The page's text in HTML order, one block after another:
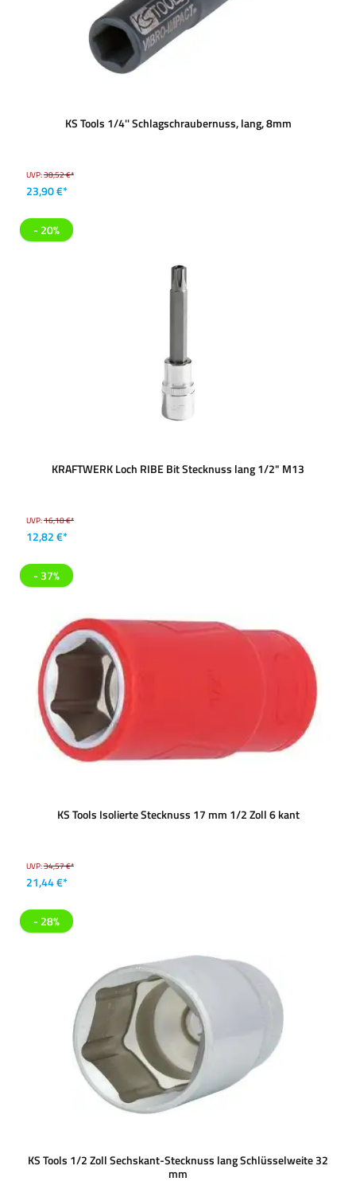
KS Tools 1/4'' Schlagschraubernuss, lang, 8mm
UVP:38,52 €*
23,90 €*
- 20%
KRAFTWERK Loch RIBE Bit Stecknuss lang 1/2" M13
UVP:16,18 €*
12,82 €*
- 37%
KS Tools Isolierte Stecknuss 17 mm 1/2 Zoll 6 kant
UVP:34,57 €*
21,44 €*
- 28%
KS Tools 1/2 Zoll Sechskant-Stecknuss lang Schlüsselweite 32
mm